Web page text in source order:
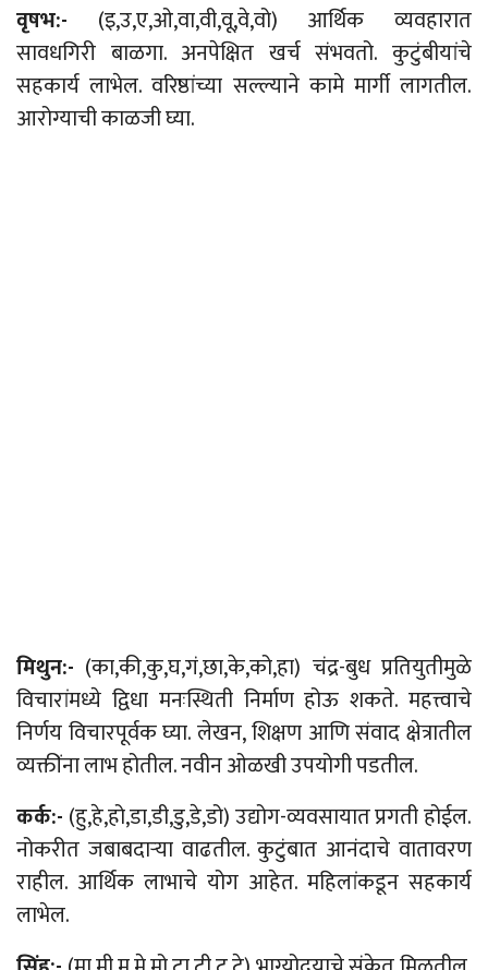
वृषभ:- (इ,उ,ए,ओ,वा,वी,वू,वे,वो) आर्थिक व्यवहारात
सावधगिरी बाळगा. अनपेक्षित खर्च संभवतो. कुटुंबीयांचे
सहकार्य लाभेल. वरिष्ठांच्या सल्ल्याने कामे मार्गी लागतील.
आरोग्याची काळजी घ्या.
मिथुन:- (का,की,कु,घ,गं,छा,के,को,हा) चंद्र-बुध प्रतियुतीमुळे
विचारांमध्ये द्विधा मनःस्थिती निर्माण होऊ शकते. महत्त्वाचे
निर्णय विचारपूर्वक घ्या. लेखन, शिक्षण आणि संवाद क्षेत्रातील
व्यक्तींना लाभ होतील. नवीन ओळखी उपयोगी पडतील.
कर्क:- (हु,हे,हो,डा,डी,डु,डे,डो) उद्योग-व्यवसायात प्रगती होईल.
नोकरीत जबाबदाऱ्या वाढतील. कुटुंबात आनंदाचे वातावरण
राहील. आर्थिक लाभाचे योग आहेत. महिलांकडून सहकार्य
लाभेल.